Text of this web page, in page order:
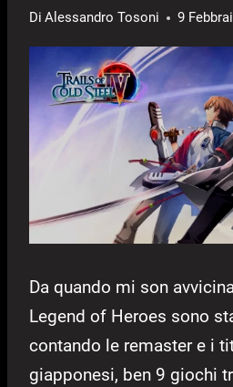
Di Alessandro Tosoni 9
Da quando mi son
Legend of Heroes sono
contando le remaster e i
giapponesi, ben 9 giochi